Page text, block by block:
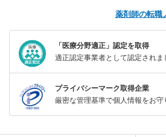
薬剤師の転職
「医療分野適正」認定を取得
適正認定事業者として認定されま
プライバシーマーク取得企業
厳密な管理基準で個人情報をお守